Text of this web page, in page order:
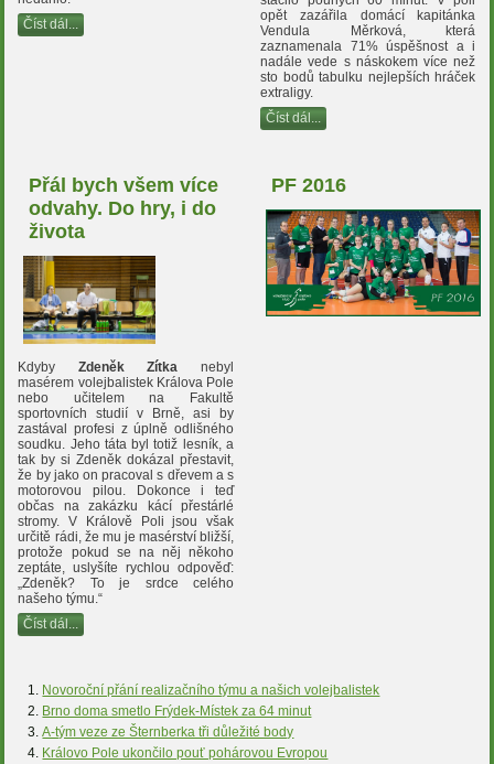
Číst dál...
opět zazářila domácí kapitánka
Vendula Měrková, která
zaznamenala 71% úspěšnost a i
nadále vede s náskokem více než
sto bodů tabulku nejlepších hráček
extraligy.
Číst dál...
Přál bych všem více
odvahy. Do hry, i do
života
Kdyby Zdeněk Zítka nebyl
masérem volejbalistek Králova Pole
nebo učitelem na Fakultě
sportovních studií v Brně, asi by
zastával profesi z úplně odlišného
soudku. Jeho táta byl totiž lesník, a
tak by si Zdeněk dokázal přestavit,
že by jako on pracoval s dřevem a s
motorovou pilou. Dokonce i teď
občas na zakázku kácí přestárlé
stromy. V Králově Poli jsou však
určitě rádi, že mu je masérství bližší,
protože pokud se na něj někoho
zeptáte, uslyšíte rychlou odpověď:
„Zdeněk? To je srdce celého
našeho týmu.“
Číst dál...
PF 2016
Novoroční přání realizačního týmu a našich volejbalistek
Brno doma smetlo Frýdek-Místek za 64 minut
A-tým veze ze Šternberka tři důležité body
Královo Pole ukončilo pouť pohárovou Evropou